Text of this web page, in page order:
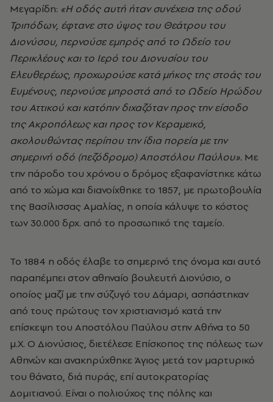
Μεγαρίδη: «Η οδός αυτή ήταν συνέχεια της οδού
Τριπόδων, έφτανε στο ύψος του Θεάτρου του
Διονύσου, περνούσε εμπρός από το Ωδείο του
Περικλέους και το Ιερό του Διονυσίου του
Ελευθερέως, προχωρούσε κατά μήκος της στοάς του
Ευμένους, περνούσε μπροστά από το Ωδείο Ηρώδου
του Αττικού και κατόπιν διχαζόταν προς την είσοδο
της Ακροπόλεως και προς τον Κεραμεικό,
ακολουθώντας περίπου την ίδια πορεία με την
σημερινή οδό (πεζόδρομο) Αποστόλου Παύλου». Με
την πάροδο του χρόνου ο δρόμος εξαφανίστηκε κάτω
από το χώμα και διανοίχθηκε το 1857, με πρωτοβουλία
της Βασίλισσας Αμαλίας, η οποία κάλυψε το κόστος
των 30.000 δρχ. από το προσωπικό της ταμείο.
Το 1884 η οδός έλαβε το σημερινό της όνομα και αυτό
παραπέμπει στον αθηναίο βουλευτή Διονύσιο, ο
οποίος μαζί με την σύζυγό του Δάμαρι, ασπάστηκαν
από τους πρώτους τον χριστιανισμό κατά την
επίσκεψη του Αποστόλου Παύλου στην Αθήνα το 50
μ.Χ. Ο Διονύσιος, διετέλεσε Επίσκοπος της πόλεως των
Αθηνών και ανακηρύχθηκε Άγιος μετά τον μαρτυρικό
του θάνατο, διά πυράς, επί αυτοκρατορίας
Δομιτιανού. Είναι ο πολιούχος της πόλης και